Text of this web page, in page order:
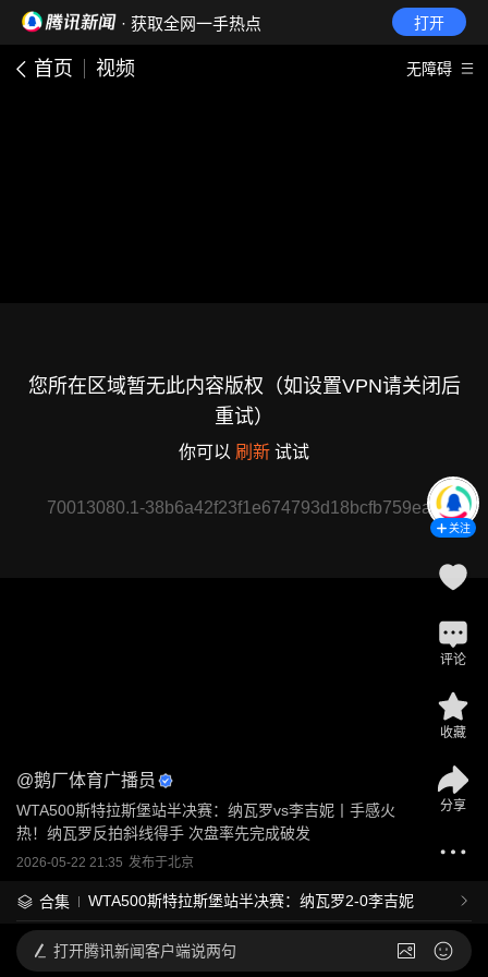
· 获取全网一手热点 打开
首页 视频 无障碍
您所在区域暂无此内容版权（如设置VPN请关闭后
重试）
你可以 刷新 试试
70013080.1-38b6a42f23f1e674793d18bcfb759ead
@鹅厂体育广播员
WTA500斯特拉斯堡站半决赛：纳瓦罗vs李吉妮丨手感火
热！纳瓦罗反拍斜线得手 次盘率先完成破发
2026-05-22 21:35 发布于北京
合集 WTA500斯特拉斯堡站半决赛：纳瓦罗2-0李吉妮
关注
评论
收藏
分享
打开腾讯新闻客户端说两句